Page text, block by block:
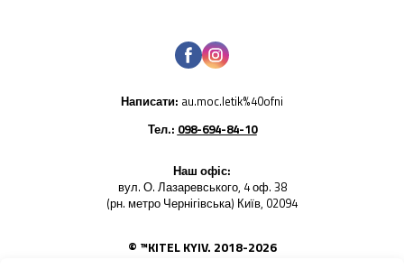
Написати: au.moc.letik%40ofni
Тел.: 098-694-84-10
Наш офіс:
вул. О. Лазаревського, 4 оф. 38
(рн. метро Чернігівська) Київ, 02094
© ™KITEL KYIV. 2018-2026